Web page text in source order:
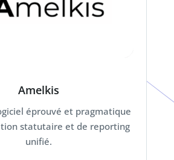
Amelkis
éprouvé et pragmatique
statutaire et de reporting
unifié.